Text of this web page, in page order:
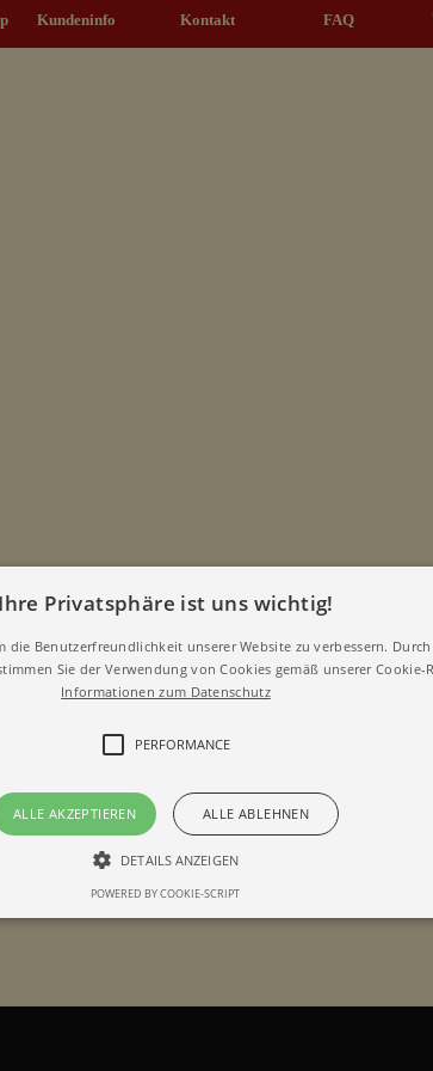
Menü überspringen
▼
Kundeninfo ▼
Kontakt FAQ
Ihre Privatsphäre ist uns wichtig!
die Benutzerfreundlichkeit unserer Website zu verbessern.
Sie der Verwendung von Cookies gemäß unserer Cookie-
Informationen zum Datenschutz
PERFORMANCE
ALLE AKZEPTIEREN ALLE ABLEHNEN
DETAILS ANZEIGEN
POWERED BY COOKIE-SCRIPT